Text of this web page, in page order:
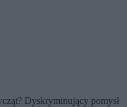
Dyskryminujący pomysł